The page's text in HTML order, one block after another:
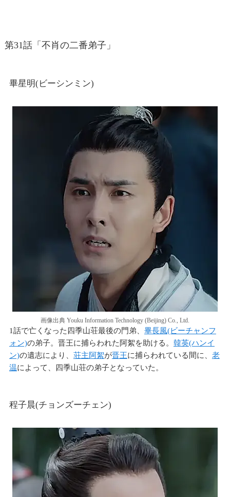
第31話「不肖の二番弟子」
畢星明(ビーシンミン)
画像出典 Youku Information Technology (Beijing) Co., Ltd.
1話で亡くなった四季山荘最後の門弟、 畢長風(ビーチャンフ
ォン)の弟子。晋王に捕らわれた阿絮を助ける。 韓英(ハンイ
ン)の遺志により、 荘主阿絮が晋王に捕らわれている間に、 老
温によって、四季山荘の弟子となっていた。
程子晨(チョンズーチェン)